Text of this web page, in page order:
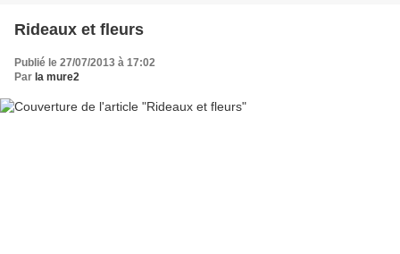
Rideaux et fleurs
Publié le 27/07/2013 à 17:02
Par la mure2